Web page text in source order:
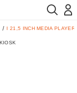
I 21,5 INCH MEDIA